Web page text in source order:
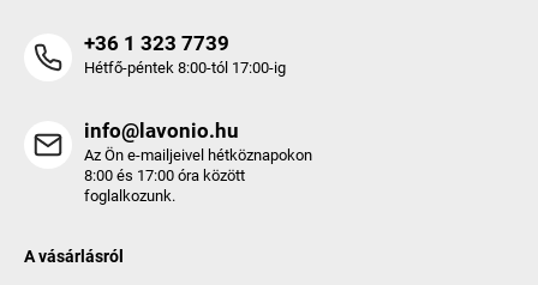
+36 1 323 7739
Hétfő-péntek 8:00-tól 17:00-ig
info@lavonio.hu
Az Ön e-mailjeivel hétköznapokon
8:00 és 17:00 óra között
foglalkozunk.
A vásárlásról